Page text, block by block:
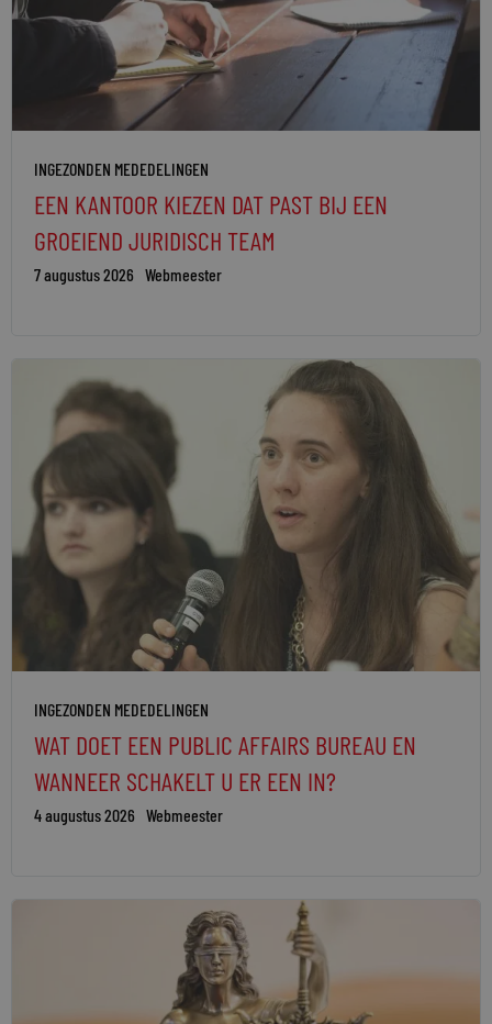
INGEZONDEN MEDEDELINGEN
EEN KANTOOR KIEZEN DAT PAST BIJ EEN
GROEIEND JURIDISCH TEAM
7 augustus 2026 Webmeester
INGEZONDEN MEDEDELINGEN
WAT DOET EEN PUBLIC AFFAIRS BUREAU EN
WANNEER SCHAKELT U ER EEN IN?
4 augustus 2026 Webmeester